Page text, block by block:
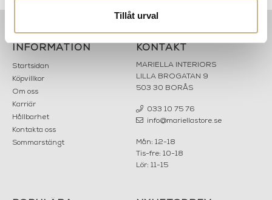
Tillåt urval
INFORMATION
Startsidan
Köpvillkor
Om oss
Karriär
Hållbarhet
Kontakta oss
Sommarstängt
KONTAKT
MARIELLA INTERIORS
LILLA BROGATAN 9
503 30 BORÅS
033 10 75 76
info@mariellastore.se
Mån: 12-18
Tis-fre: 10-18
Lör: 11-15